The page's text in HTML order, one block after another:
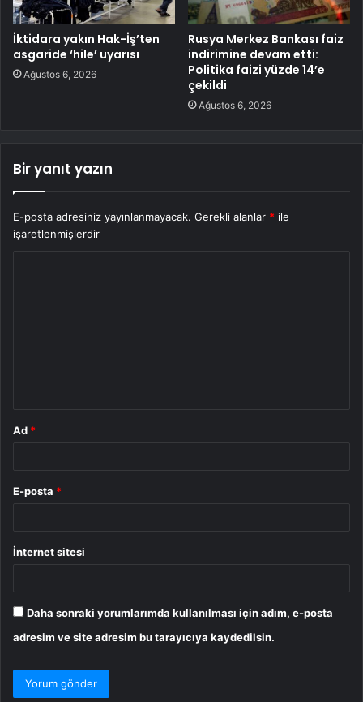
İktidara yakın Hak-İş’ten
asgaride ‘hile’ uyarısı
Ağustos 6, 2026
Rusya Merkez Bankası faiz
indirimine devam etti:
Politika faizi yüzde 14’e
çekildi
Ağustos 6, 2026
Bir yanıt yazın
E-posta adresiniz yayınlanmayacak. Gerekli alanlar * ile
işaretlenmişlerdir
Ad *
E-posta *
İnternet sitesi
Daha sonraki yorumlarımda kullanılması için adım, e-posta
adresim ve site adresim bu tarayıcıya kaydedilsin.